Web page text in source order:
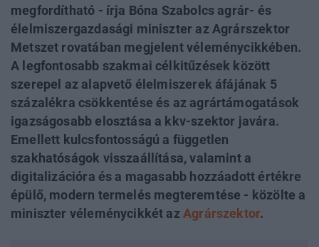
megfordítható - írja Bóna Szabolcs agrár- és
élelmiszergazdasági miniszter az Agrárszektor
Metszet rovatában megjelent véleménycikkében.
A legfontosabb szakmai célkitűzések között
szerepel az alapvető élelmiszerek áfájának 5
százalékra csökkentése és az agrártámogatások
igazságosabb elosztása a kkv-szektor javára.
Emellett kulcsfontosságú a független
szakhatóságok visszaállítása, valamint a
digitalizációra és a magasabb hozzáadott értékre
épülő, modern termelés megteremtése - közölte a
miniszter véleménycikkét azAgrárszektor.